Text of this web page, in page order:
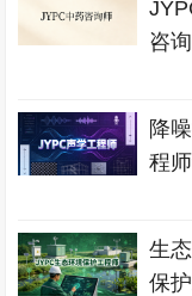
咨
降
程
生
保